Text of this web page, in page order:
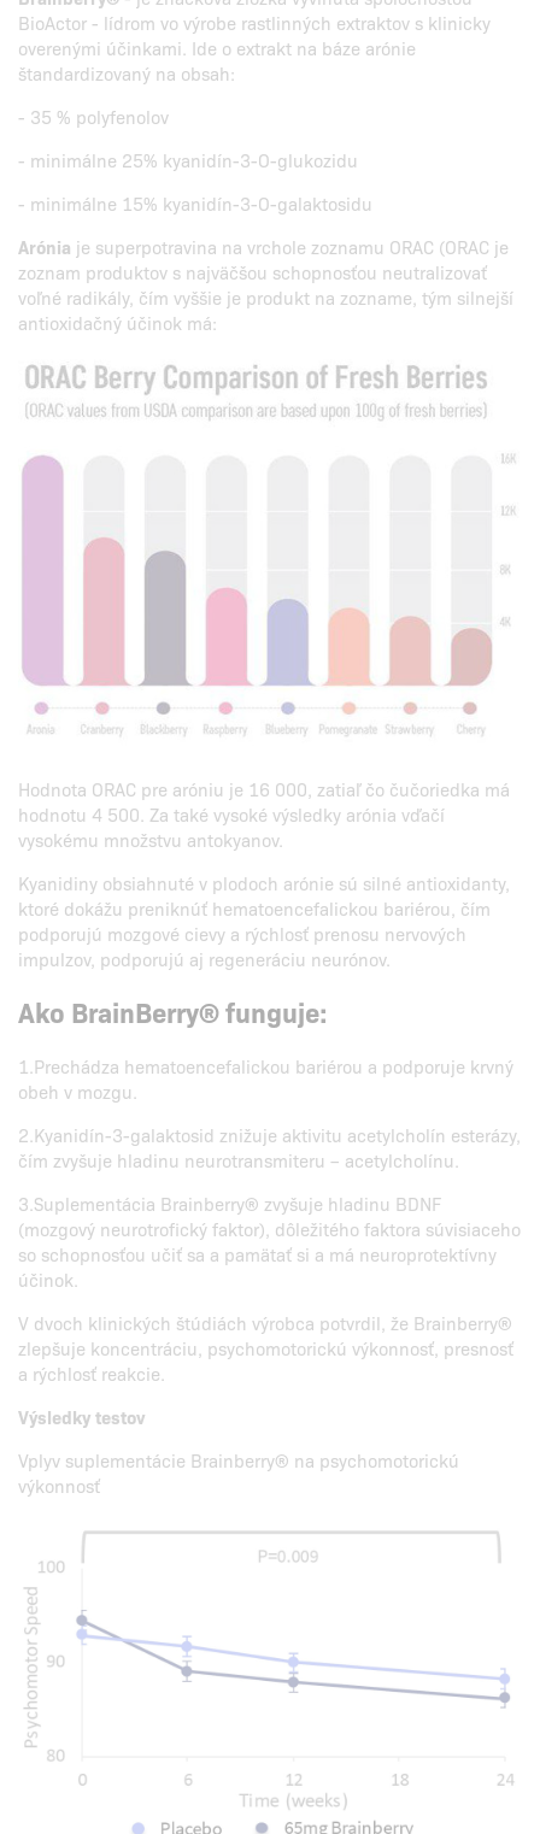
BioActor - lídrom vo výrobe rastlinných extraktov s klinicky
overenými účinkami. Ide o extrakt na báze arónie
štandardizovaný na obsah:
- 35 % polyfenolov
- minimálne 25% kyanidín-3-O-glukozidu
- minimálne 15% kyanidín-3-O-galaktosidu
Arónia je superpotravina na vrchole zoznamu ORAC (ORAC je
zoznam produktov s najväčšou schopnosťou neutralizovať
voľné radikály, čím vyššie je produkt na zozname, tým silnejší
antioxidačný účinok má:
Hodnota ORAC pre aróniu je 16 000, zatiaľ čo čučoriedka má
hodnotu 4 500. Za také vysoké výsledky arónia vďačí
vysokému množstvu antokyanov.
Kyanidiny obsiahnuté v plodoch arónie sú silné antioxidanty,
ktoré dokážu preniknúť hematoencefalickou bariérou, čím
podporujú mozgové cievy a rýchlosť prenosu nervových
impulzov, podporujú aj regeneráciu neurónov.
Ako BrainBerry® funguje:
1.Prechádza hematoencefalickou bariérou a podporuje krvný
obeh v mozgu.
2.Kyanidín-3-galaktosid znižuje aktivitu acetylcholín esterázy,
čím zvyšuje hladinu neurotransmiteru – acetylcholínu.
3.Suplementácia Brainberry® zvyšuje hladinu BDNF
(mozgový neurotrofický faktor), dôležitého faktora súvisiaceho
so schopnosťou učiť sa a pamätať si a má neuroprotektívny
účinok.
V dvoch klinických štúdiách výrobca potvrdil, že Brainberry®
zlepšuje koncentráciu, psychomotorickú výkonnosť, presnosť
a rýchlosť reakcie.
Výsledky testov
Vplyv suplementácie Brainberry® na psychomotorickú
výkonnosť